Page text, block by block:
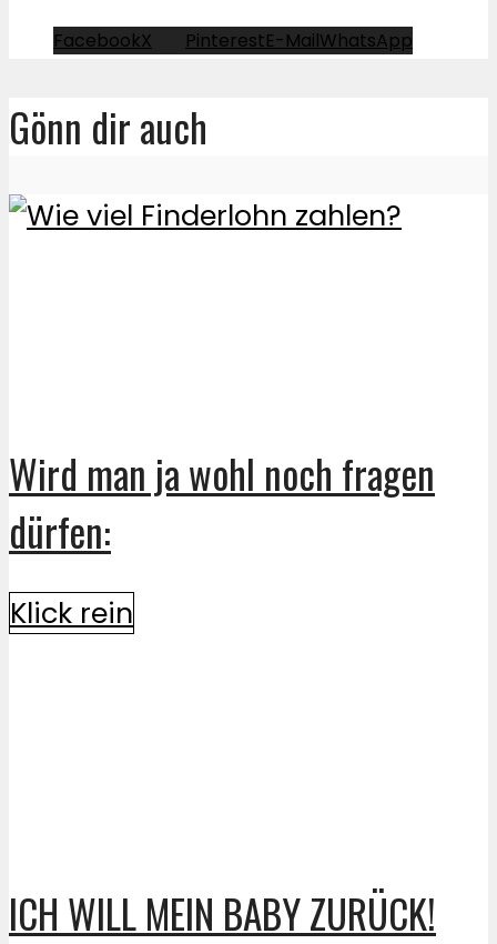
FacebookX PinterestE-MailWhatsApp
Gönn dir auch
Wird man ja wohl noch fragen
dürfen:
Klick rein
ICH WILL MEIN BABY ZURÜCK!